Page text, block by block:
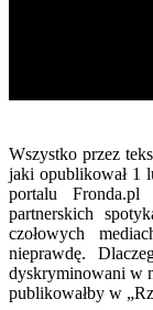
Wszystko przez
jaki opublikował 1
portalu
partnerskich
czołowych
nieprawdę.
dyskryminowani w
publikowałby w